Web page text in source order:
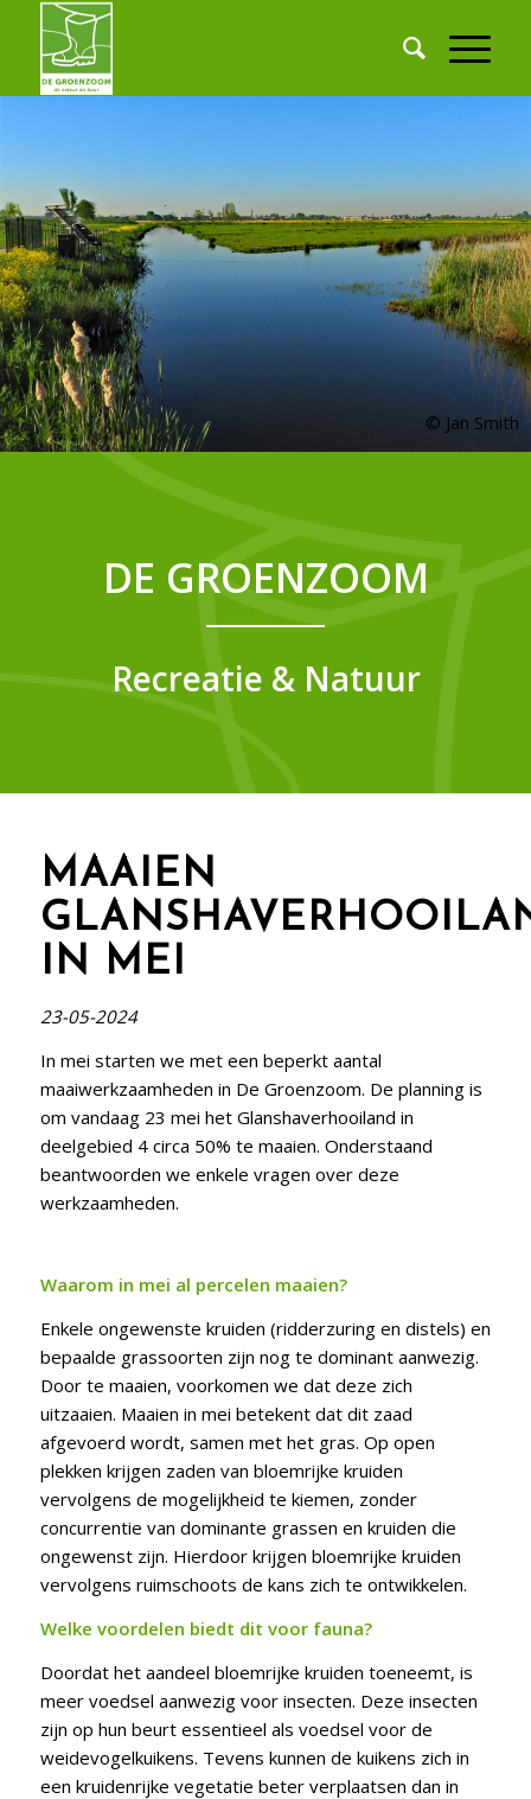
© Jan Smith
DE GROENZOOM
Recreatie & Natuur
MAAIEN
IN MEI
23-05-2024
In mei starten we met een beperkt aantal
maaiwerkzaamheden in De Groenzoom. De planning is
om vandaag 23 mei het Glanshaverhooiland in
deelgebied 4 circa 50% te maaien. Onderstaand
beantwoorden we enkele vragen over deze
werkzaamheden.
Waarom in mei al percelen maaien?
Enkele ongewenste kruiden (ridderzuring en distels) en
bepaalde grassoorten zijn nog te dominant aanwezig.
Door te maaien, voorkomen we dat deze zich
uitzaaien. Maaien in mei betekent dat dit zaad
afgevoerd wordt, samen met het gras. Op open
plekken krijgen zaden van bloemrijke kruiden
vervolgens de mogelijkheid te kiemen, zonder
concurrentie van dominante grassen en kruiden die
ongewenst zijn. Hierdoor krijgen bloemrijke kruiden
vervolgens ruimschoots de kans zich te ontwikkelen.
Welke voordelen biedt dit voor fauna?
Doordat het aandeel bloemrijke kruiden toeneemt, is
meer voedsel aanwezig voor insecten. Deze insecten
zijn op hun beurt essentieel als voedsel voor de
weidevogelkuikens. Tevens kunnen de kuikens zich in
een kruidenrijke vegetatie beter verplaatsen dan in